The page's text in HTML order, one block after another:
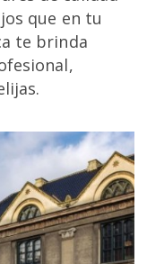
que en tu
te brinda